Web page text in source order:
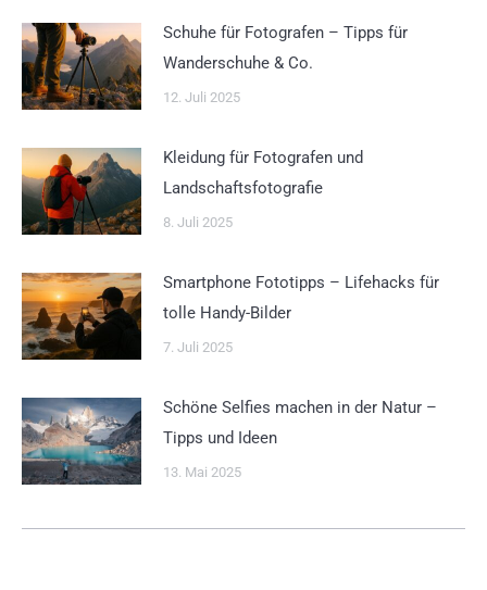
Schuhe für Fotografen – Tipps für
Wanderschuhe & Co.
12. Juli 2025
Kleidung für Fotografen und
Landschaftsfotografie
8. Juli 2025
Smartphone Fototipps – Lifehacks für
tolle Handy-Bilder
7. Juli 2025
Schöne Selfies machen in der Natur –
Tipps und Ideen
13. Mai 2025